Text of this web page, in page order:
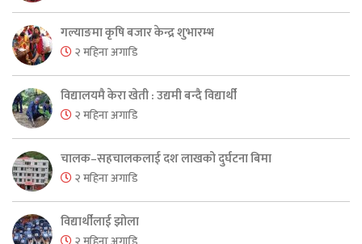
गल्याङमा कृषि बजार केन्द्र शुभारम्भ
२ महिना अगाडि
विद्यालयमै केरा खेती : उद्यमी बन्दै विद्यार्थी
२ महिना अगाडि
चालक–सहचालकलाई दश लाखको दुर्घटना बिमा
२ महिना अगाडि
विद्यार्थीलाई झोला